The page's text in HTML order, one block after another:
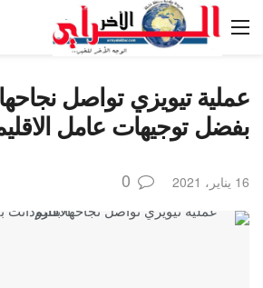
عملية تيويزي تواصل
بفضل توجيهات عامل
16 يناير، 2021 0